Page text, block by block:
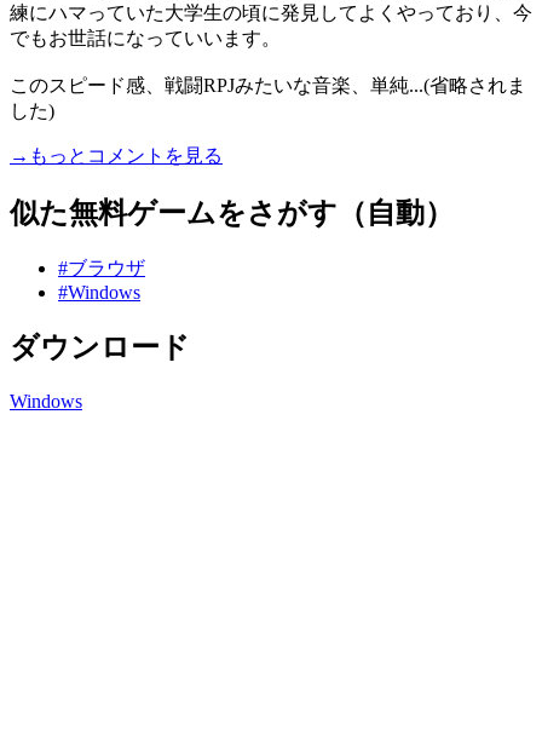
練にハマっていた大学生の頃に発見してよくやっており、今
でもお世話になっていいます。
このスピード感、戦闘RPJみたいな音楽、単純...(省略されま
した)
→もっとコメントを見る
似た無料ゲームをさがす（自動）
#ブラウザ
#Windows
ダウンロード
Windows